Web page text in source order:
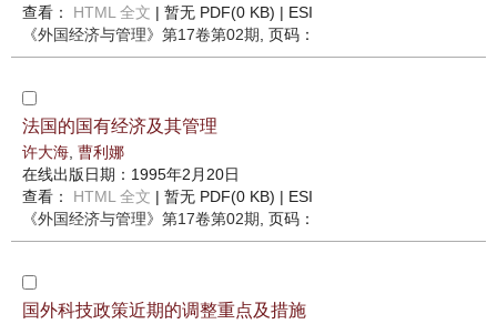
查看： HTML 全文 | 暂无 PDF(0 KB) | ESI
《外国经济与管理》 第17卷第02期 , 页码：
法国的国有经济及其管理
许大海 曹利娜
在线出版日期：1995年2月20日
查看： HTML 全文 | 暂无 PDF(0 KB) | ESI
《外国经济与管理》 第17卷第02期 , 页码：
国外科技政策近期的调整重点及措施